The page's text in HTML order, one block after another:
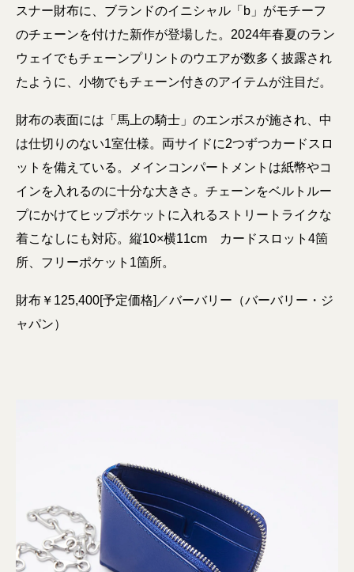
スナー財布に、ブランドのイニシャル「b」がモチーフ
のチェーンを付けた新作が登場した。2024年春夏のラン
ウェイでもチェーンプリントのウエアが数多く披露され
たように、小物でもチェーン付きのアイテムが注目だ。
財布の表面には「馬上の騎士」のエンボスが施され、中
は仕切りのない1室仕様。両サイドに2つずつカードスロ
ットを備えている。メインコンパートメントは紙幣やコ
インを入れるのに十分な大きさ。チェーンをベルトルー
プにかけてヒップポケットに入れるストリートライクな
着こなしにも対応。縦10×横11cm カードスロット4箇
所、フリーポケット1箇所。
財布￥125,400[予定価格]／バーバリー（バーバリー・ジ
ャパン）